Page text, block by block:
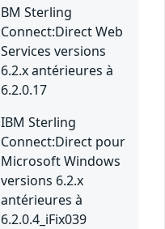
BM Sterling
Connect:Direct Web
Services versions
6.2.x antérieures à
6.2.0.17
IBM Sterling
Connect:Direct pour
Microsoft Windows
versions 6.2.x
antérieures à
6.2.0.4_iFix039